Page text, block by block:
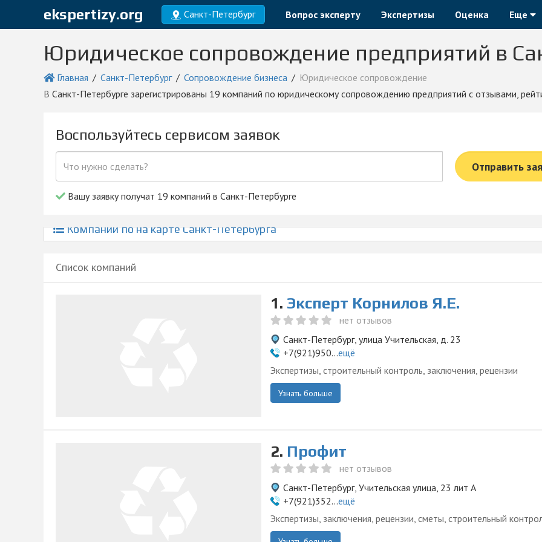
ekspertizy.org Санкт-Петербург Вопрос эксперту Экспертизы Оценка Еще
Юридическое сопровождение предприятий в
Главная Санкт-Петербург Сопровождение бизнеса
Юридическое сопровождение
в Санкт-Петербурге зарегистрированы 19 компаний по юридическому сопровождению предприятий с отзывами,
Воспользуйтесь сервисом заявок
Отправить
Вашу заявку получат 19 компаний в Санкт-Петербурге
Компании по на карте Санкт-Петербурга
Список компаний
1. Эксперт Корнилов Я.Е.
нет отзывов
Санкт-Петербург, улица Учительская, д. 23
+7(921)950...ещё
Экспертизы, строительный контроль, заключения, рецензии
Узнать больше
2. Профит
нет отзывов
Санкт-Петербург, Учительская улица, 23 лит А
+7(921)352...ещё
Экспертизы, заключения, рецензии, сметы, строительный